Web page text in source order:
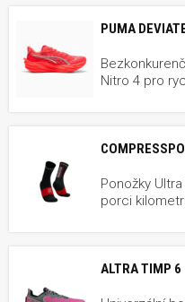
PUMA
Nitro 4 pro
Ponožky
porci
ALTRA TIMP 6